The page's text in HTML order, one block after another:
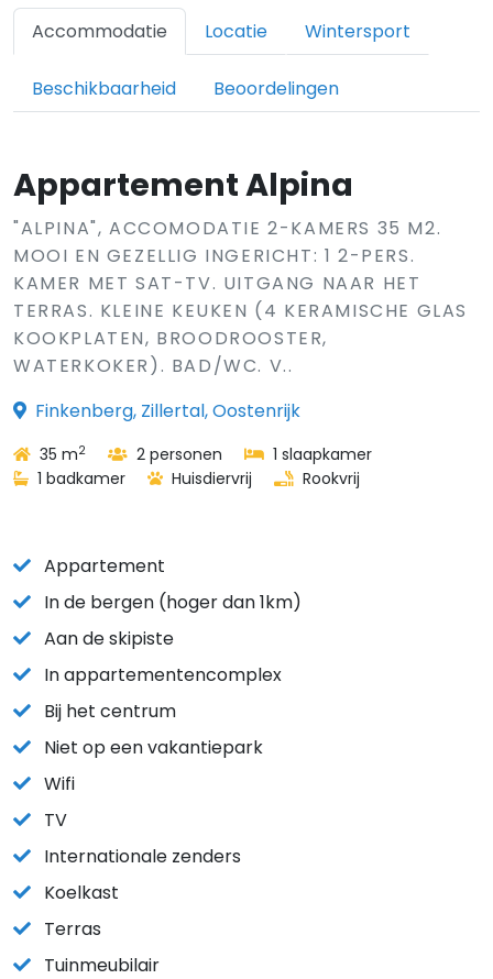
Accommodatie Locatie Wintersport
Beschikbaarheid Beoordelingen
Appartement Alpina
"ALPINA", ACCOMODATIE 2-KAMERS 35 M2.
MOOI EN GEZELLIG INGERICHT: 1 2-PERS.
KAMER MET SAT-TV. UITGANG NAAR HET
TERRAS. KLEINE KEUKEN (4 KERAMISCHE GLAS
KOOKPLATEN, BROODROOSTER,
WATERKOKER). BAD/WC. V..
Finkenberg, Zillertal, Oostenrijk
35 m2 2 personen
1 slaapkamer
1 badkamer
Huisdiervrij Rookvrij
Appartement
In de bergen (hoger dan 1km)
Aan de skipiste
In appartementencomplex
Bij het centrum
Niet op een vakantiepark
Wifi
TV
Internationale zenders
Koelkast
Terras
Tuinmeubilair